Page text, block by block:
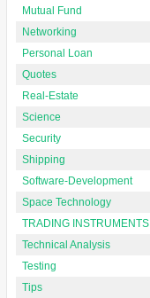
Mutual Fund
Networking
Personal Loan
Quotes
Real-Estate
Science
Security
Shipping
Software-Development
Space Technology
TRADING INSTRUMENTS
Technical Analysis
Testing
Tips